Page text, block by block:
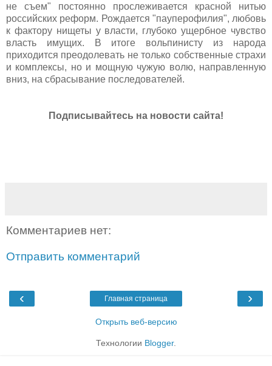
не съем" постоянно прослеживается красной нитью
российских реформ. Рождается "пауперофилия", любовь
к фактору нищеты у власти, глубоко ущербное чувство
власть имущих. В итоге вольпинисту из народа
приходится преодолевать не только собственные страхи
и комплексы, но и мощную чужую волю, направленную
вниз, на сбрасывание последователей.
Подписывайтесь на новости сайта!
Комментариев нет:
Отправить комментарий
‹ ›
Главная страница
Открыть веб-версию
Технологии Blogger.